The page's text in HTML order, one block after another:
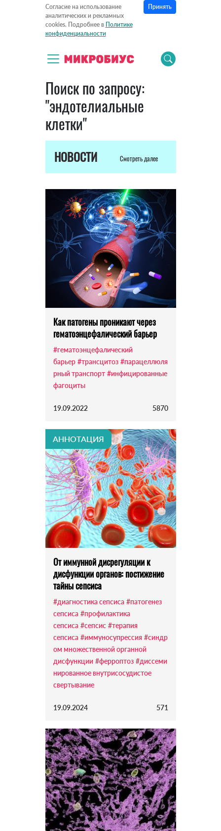
Согласие на использование
аналитических и рекламных
cookies. Подробнее в Политике
конфиденциальности
Принять
Поиск по запросу:
"эндотелиальные
клетки"
НОВОСТИ Смотреть далее
Как патогены проникают через
гематоэнцефалический барьер
#гематоэнцефалический
барьер #трансцитоз #парацеллюля
рный транспорт #инфицированные
фагоциты
19.09.2022 5870
АННОТАЦИЯ
От иммунной дисрегуляции к
дисфункции органов: постижение
тайны сепсиса
#диагностика сепсиса #патогенез
сепсиса #профилактика
сепсиса #сепсис #терапия
сепсиса #иммуносупрессия #синдр
ом множественной органной
дисфункции #ферроптоз #диссеми
нированное внутрисосудистое
свертывание
19.09.2024 571